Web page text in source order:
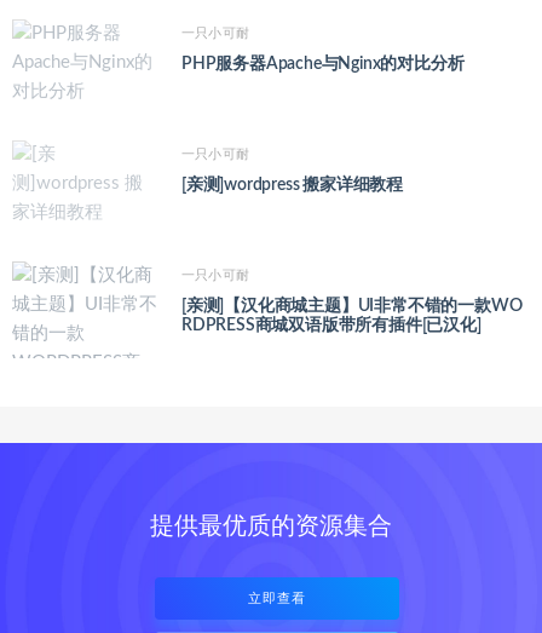
一只小可耐
PHP服务器Apache与Nginx的对比分析
一只小可耐
[亲测]wordpress 搬家详细教程
一只小可耐
[亲测]【汉化商城主题】UI非常不错的一款WO
RDPRESS商城双语版带所有插件[已汉化]
提供最优质的资源集合
立即查看